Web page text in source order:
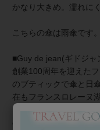
かなり大きめ。濡れに
こちらの傘は雨傘です。
■Guy de jean(ギドジャ
創業100周年を迎えた
のブティックで傘と日
在もフランスロレーヌ
りの伝統製法で手作業
のあるデザインで、本